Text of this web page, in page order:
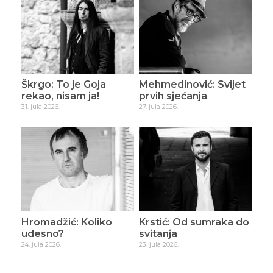
Škrgo: To je Goja
rekao, nisam ja!
31. jula 2026.
Mehmedinović: Svijet
prvih sjećanja
27. jula 2026.
Hromadžić: Koliko
udesno?
24. jula 2026.
Krstić: Od sumraka do
svitanja
23. jula 2026.